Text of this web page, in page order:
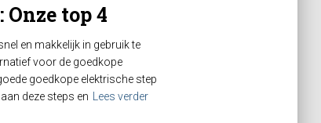
top 4
en makkelijk in gebruik te
voor de goedkope
goedkope elektrische step
deze steps en
Lees verder